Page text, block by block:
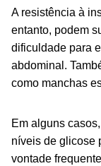
A resistência à
entanto, podem
dificuldade para
abdominal.
como manchas
Em alguns
níveis de glicose
vontade